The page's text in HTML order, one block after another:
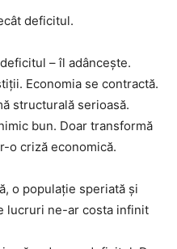
deficitul.
– îl adâncește.
Economia se contractă.
structurală serioasă.
bun. Doar transformă
o criză economică.
o populație speriată și
lucruri ne-ar costa infinit